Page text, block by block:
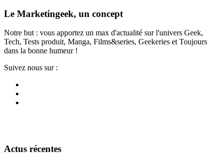
Le Marketingeek, un concept
Notre but : vous apportez un max d'actualité sur l'univers Geek,
Tech, Tests produit, Manga, Films&series, Geekeries et Toujours
dans la bonne humeur !
Suivez nous sur :
Actus récentes